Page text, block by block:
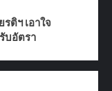
ติฯ เอาใจ
บอัตรา